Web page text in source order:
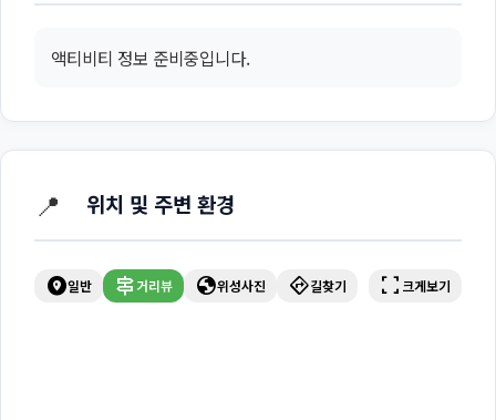
액티비티 정보 준비중입니다.
📍 위치 및 주변 환경
explore_nearby일반 signpost거리뷰 globe위성사진 directions길찾기 fullscreen 크게보기